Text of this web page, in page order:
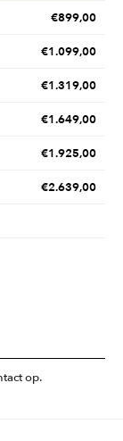
€899,00
€1.099,00
€1.319,00
€1.649,00
€1.925,00
€2.639,00
op.